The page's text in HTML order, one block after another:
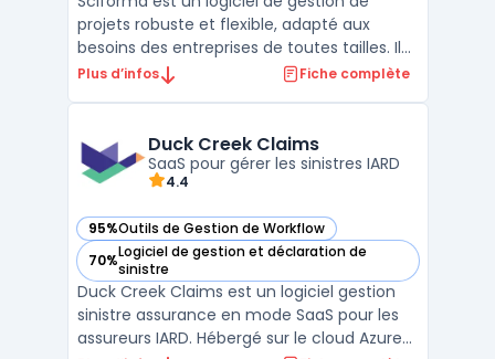
projets robuste et flexible, adapté aux
besoins des entreprises de toutes tailles. Il
offre des fonctionnalités complètes pour la
travailler de manière efficace et harmonieu
...
Plus d’infos Fiche complète
Duck Creek Claims
SaaS pour gérer les sinistres IARD
4.4
95%Outils de Gestion de Workflow
— voir Duck Creek Claims dans cette catégorie
70%Logiciel de gestion et déclaration de
sinistre
— voir Duck Creek Claims dans cette catégorie
Duck Creek Claims est un logiciel gestion
sinistre assurance en mode SaaS pour les
assureurs IARD. Hébergé sur le cloud Azure